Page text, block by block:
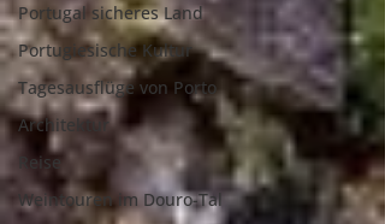
Portugal sicheres Land
Portugiesische Kultur
Tagesausflüge von Porto
Architektur
Reise
Weintouren im Douro-Tal